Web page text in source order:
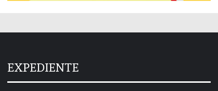
EXPEDIENTE